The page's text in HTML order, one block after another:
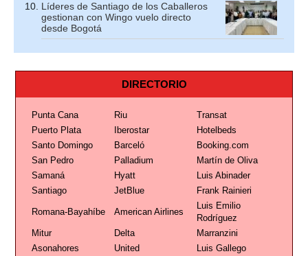
Líderes de Santiago de los Caballeros
gestionan con Wingo vuelo directo
desde Bogotá
DIRECTORIO
Punta Cana Riu
Transat
Puerto Plata
Iberostar
Hotelbeds
Santo Domingo
Barceló
Booking.com
San Pedro
Palladium
Martín de Oliva
Samaná
Hyatt
Luis Abinader
Santiago
JetBlue Frank Rainieri
Romana-Bayahíbe American Airlines
Luis Emilio
Rodríguez
Mitur
Delta
Marranzini
Asonahores
United Luis Gallego